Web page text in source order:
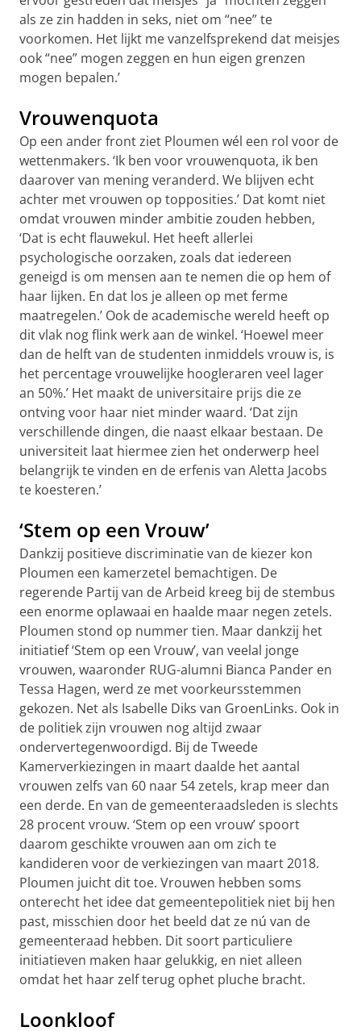
als ze zin hadden in seks, niet om “nee” te
voorkomen. Het lijkt me vanzelfsprekend dat meisjes
ook “nee” mogen zeggen en hun eigen grenzen
mogen bepalen.’
Vrouwenquota
Op een ander front ziet Ploumen wél een rol voor de
wettenmakers. ‘Ik ben voor vrouwenquota, ik ben
daarover van mening veranderd. We blijven echt
achter met vrouwen op topposities.’ Dat komt niet
omdat vrouwen minder ambitie zouden hebben,
‘Dat is echt flauwekul. Het heeft allerlei
psychologische oorzaken, zoals dat iedereen
geneigd is om mensen aan te nemen die op hem of
haar lijken. En dat los je alleen op met ferme
maatregelen.’ Ook de academische wereld heeft op
dit vlak nog flink werk aan de winkel. ‘Hoewel meer
dan de helft van de studenten inmiddels vrouw is, is
het percentage vrouwelijke hoogleraren veel lager
an 50%.’ Het maakt de universitaire prijs die ze
ontving voor haar niet minder waard. ‘Dat zijn
verschillende dingen, die naast elkaar bestaan. De
universiteit laat hiermee zien het onderwerp heel
belangrijk te vinden en de erfenis van Aletta Jacobs
te koesteren.’
‘Stem op een Vrouw’
Dankzij positieve discriminatie van de kiezer kon
Ploumen een kamerzetel bemachtigen. De
regerende Partij van de Arbeid kreeg bij de stembus
een enorme oplawaai en haalde maar negen zetels.
Ploumen stond op nummer tien. Maar dankzij het
initiatief ‘Stem op een Vrouw’, van veelal jonge
vrouwen, waaronder RUG-alumni Bianca Pander en
Tessa Hagen, werd ze met voorkeursstemmen
gekozen. Net als Isabelle Diks van GroenLinks. Ook in
de politiek zijn vrouwen nog altijd zwaar
ondervertegenwoordigd. Bij de Tweede
Kamerverkiezingen in maart daalde het aantal
vrouwen zelfs van 60 naar 54 zetels, krap meer dan
een derde. En van de gemeenteraadsleden is slechts
28 procent vrouw. ‘Stem op een vrouw’ spoort
daarom geschikte vrouwen aan om zich te
kandideren voor de verkiezingen van maart 2018.
Ploumen juicht dit toe. Vrouwen hebben soms
onterecht het idee dat gemeentepolitiek niet bij hen
past, misschien door het beeld dat ze nú van de
gemeenteraad hebben. Dit soort particuliere
initiatieven maken haar gelukkig, en niet alleen
omdat het haar zelf terug ophet pluche bracht.
Loonkloof